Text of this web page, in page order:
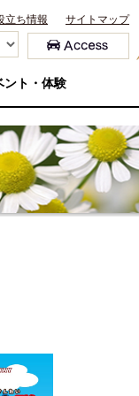
立ち情報 サイトマップ
ント・体験